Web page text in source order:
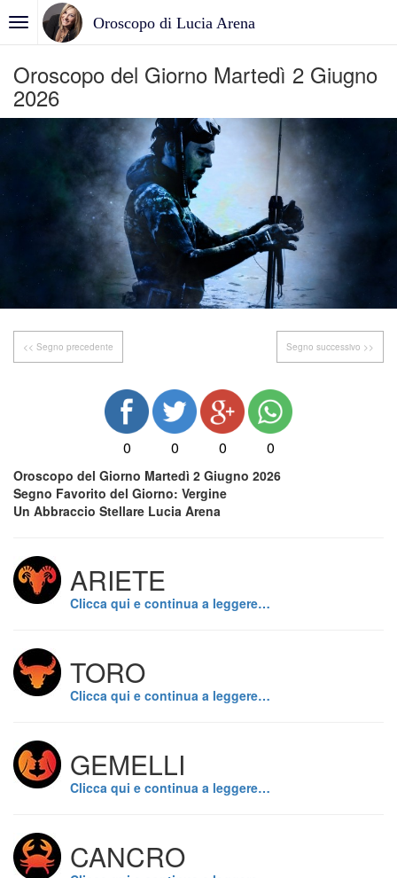
Oroscopo di Lucia Arena
Oroscopo del Giorno Martedì 2 Giugno
2026
<< Segno precedente Segno successivo >>
0 0 0 0
Oroscopo del Giorno Martedì 2 Giugno 2026
Segno Favorito del Giorno: Vergine
Un Abbraccio Stellare Lucia Arena
ARIETE
Clicca qui e continua a leggere…
TORO
Clicca qui e continua a leggere…
GEMELLI
Clicca qui e continua a leggere…
CANCRO